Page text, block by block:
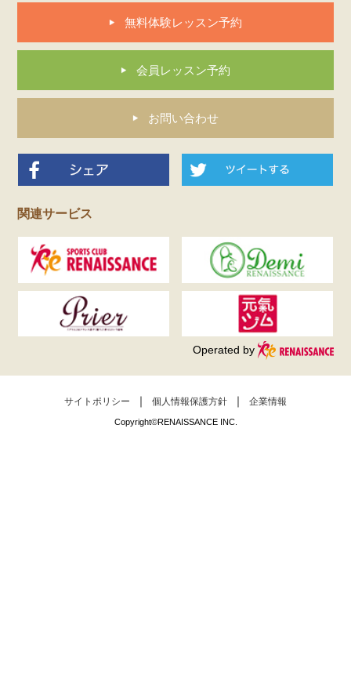
無料体験レッスン予約
会員レッスン予約
お問い合わせ
関連サービス
Operated by
サイトポリシー 個人情報保護方針 企業情報
Copyright©RENAISSANCE INC.